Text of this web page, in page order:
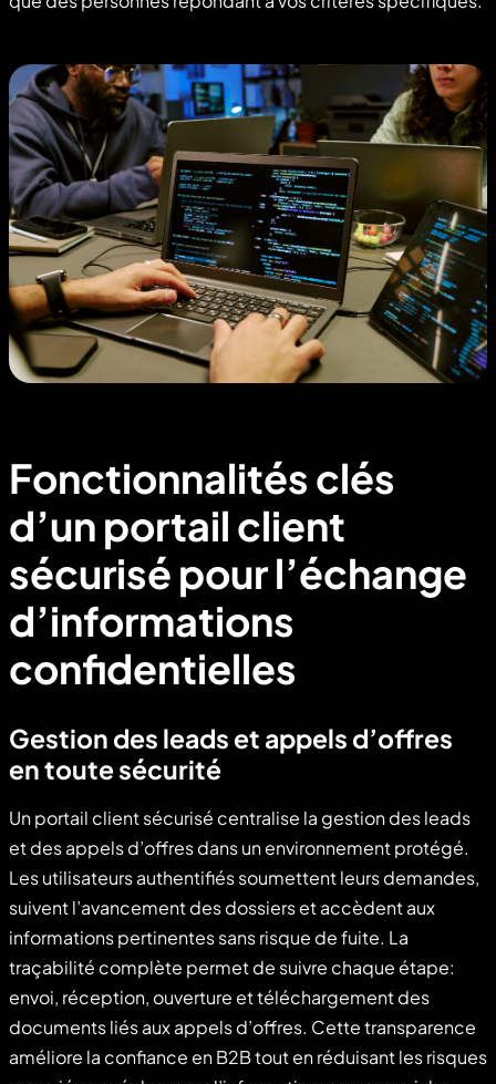
Fonctionnalités clés
d’un portail client
sécurisé pour l’échange
d’informations
confidentielles
Gestion des leads et appels d’offres
en toute sécurité
Un portail client sécurisé centralise la gestion des leads
et des appels d’offres dans un environnement protégé.
Les utilisateurs authentifiés soumettent leurs demandes,
suivent l’avancement des dossiers et accèdent aux
informations pertinentes sans risque de fuite. La
traçabilité complète permet de suivre chaque étape:
envoi, réception, ouverture et téléchargement des
documents liés aux appels d’offres. Cette transparence
améliore la confiance en B2B tout en réduisant les risques